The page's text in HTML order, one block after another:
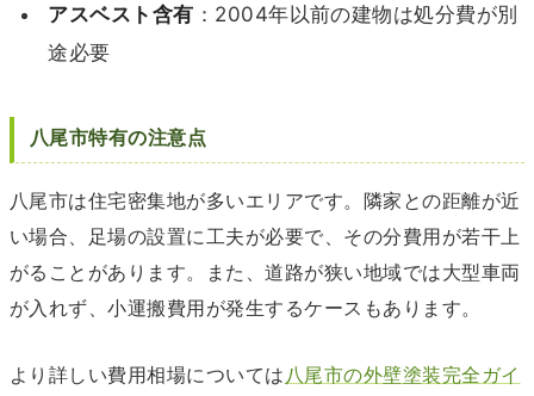
アスベスト含有 ：2004年以前の建物は処分費が別
途必要
八尾市特有の注意点
八尾市は住宅密集地が多いエリアです。隣家との距離が近
い場合、足場の設置に工夫が必要で、その分費用が若干上
がることがあります。また、道路が狭い地域では大型車両
が入れず、小運搬費用が発生するケースもあります。
より詳しい費用相場については 八尾市の外壁塗装完全ガイ